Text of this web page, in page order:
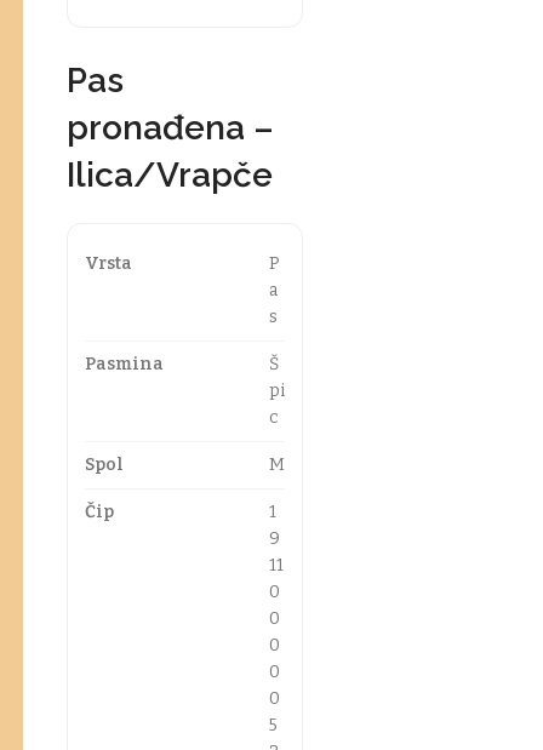
Pas
pronađena –
Ilica/Vrapče
Vrsta
P
a
s
Pasmina
Š
pi
c
Spol M
Čip
1
9
11
0
0
0
0
0
5